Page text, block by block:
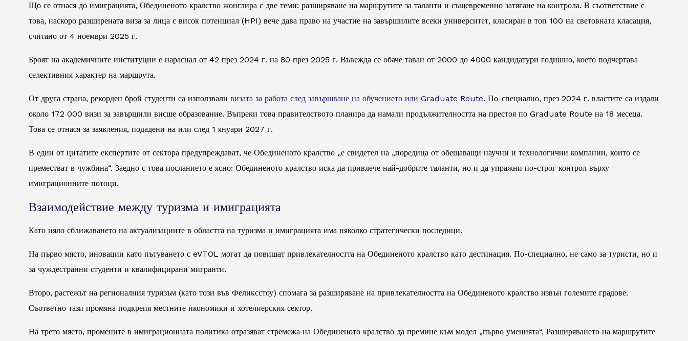
Що се отнася до имиграцията, Обединеното кралство жонглира с две теми: разширяване на маршрутите за таланти и същевременно затягане на контрола. В съответствие с
това, наскоро разширената виза за лица с висок потенциал (HPI) вече дава право на участие на завършилите всеки университет, класиран в топ 100 на световната класация,
считано от 4 ноември 2025 г.
Броят на академичните институции е нараснал от 42 през 2024 г. на 80 през 2025 г. Въвежда се обаче таван от 2000 до 4000 кандидатури годишно, което подчертава
селективния характер на маршрута.
От друга страна, рекорден брой студенти са използвали визата за работа след завършване на обучението или Graduate Route. По-специално, през 2024 г. властите са издали
около 172 000 визи за завършили висше образование. Въпреки това правителството планира да намали продължителността на престоя по Graduate Route на 18 месеца.
Това се отнася за заявления, подадени на или след 1 януари 2027 г.
В един от цитатите експертите от сектора предупреждават, че Обединеното кралство „е свидетел на „поредица от обещаващи научни и технологични компании, които се
преместват в чужбина“. Заедно с това посланието е ясно: Обединеното кралство иска да привлече най-добрите таланти, но и да упражни по-строг контрол върху
имиграционните потоци.
Взаимодействие между туризма и имиграцията
Като цяло сближаването на актуализациите в областта на туризма и имиграцията има няколко стратегически последици.
На първо място, иновации като пътуването с eVTOL могат да повишат привлекателността на Обединеното кралство като дестинация. По-специално, не само за туристи, но и
за чуждестранни студенти и квалифицирани мигранти.
Второ, растежът на регионалния туризъм (като този във Феликсстоу) спомага за разширяване на привлекателността на Обединеното кралство извън големите градове.
Съответно тази промяна подкрепя местните икономики и хотелиерския сектор.
На трето място, промените в имиграционната политика отразяват стремежа на Обединеното кралство да премине към модел „първо уменията“. Разширяването на маршрутите